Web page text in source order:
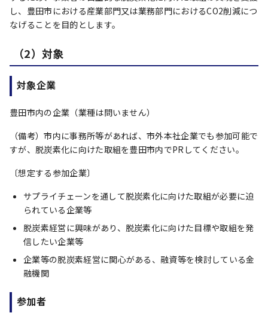
し、豊田市における産業部門又は業務部門におけるCO2削減につ
なげることを目的とします。
（2）対象
対象企業
豊田市内の企業（業種は問いません）
（備考）市内に事務所等があれば、市外本社企業でも参加可能で
すが、脱炭素化に向けた取組を豊田市内でPRしてください。
〔想定する参加企業〕
サプライチェーンを通して脱炭素化に向けた取組が必要に迫
られている企業等
脱炭素経営に興味があり、脱炭素化に向けた目標や取組を発
信したい企業等
企業等の脱炭素経営に関心がある、融資等を検討している金
融機関
参加者